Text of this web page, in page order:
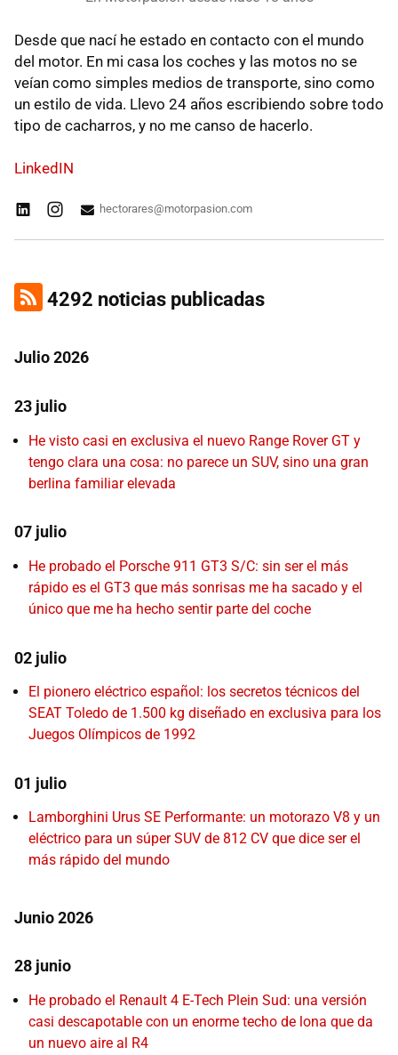
Desde que nací he estado en contacto con el mundo
del motor. En mi casa los coches y las motos no se
veían como simples medios de transporte, sino como
un estilo de vida. Llevo 24 años escribiendo sobre todo
tipo de cacharros, y no me canso de hacerlo.
LinkedIN
hectorares@motorpasion.com
4292 noticias publicadas
Julio 2026
23 julio
He visto casi en exclusiva el nuevo Range Rover GT y
tengo clara una cosa: no parece un SUV, sino una gran
berlina familiar elevada
07 julio
He probado el Porsche 911 GT3 S/C: sin ser el más
rápido es el GT3 que más sonrisas me ha sacado y el
único que me ha hecho sentir parte del coche
02 julio
El pionero eléctrico español: los secretos técnicos del
SEAT Toledo de 1.500 kg diseñado en exclusiva para los
Juegos Olímpicos de 1992
01 julio
Lamborghini Urus SE Performante: un motorazo V8 y un
eléctrico para un súper SUV de 812 CV que dice ser el
más rápido del mundo
Junio 2026
28 junio
He probado el Renault 4 E-Tech Plein Sud: una versión
casi descapotable con un enorme techo de lona que da
un nuevo aire al R4